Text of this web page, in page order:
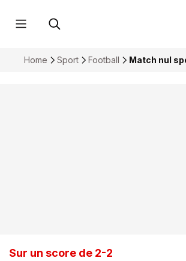
Home Sport Football Match nul
Sur un score de 2-2